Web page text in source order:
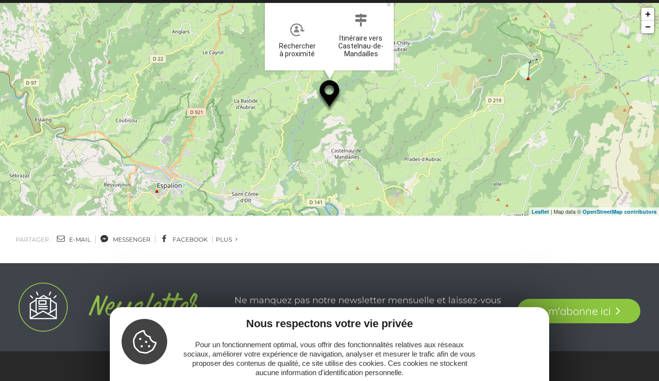
Rechercher
à proximité
Itinéraire vers
Castelnau-de-
Mandailles
×
+
−
Leaflet | Map data © OpenStreetMap contributors
PARTAGER : E-MAIL MESSENGER FACEBOOK PLUS
Ne manquez pas notre newsletter mensuelle et laissez-vous
Je m'abonne ici
Nous respectons votre vie privée
Pour un fonctionnement optimal, vous offrir des fonctionnalités relatives aux réseaux
sociaux, améliorer votre expérience de navigation, analyser et mesurer le trafic afin de vous
proposer des contenus de qualité, ce site utilise des cookies. Ces cookies ne stockent
aucune information d'identification personnelle.